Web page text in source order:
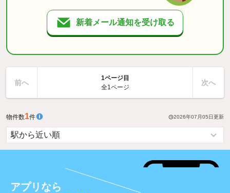
新着メール通知を受け取る
前へ
1ページ目
全1ページ
次へ
物件数1件 2026年07月05日更新
アプリなら